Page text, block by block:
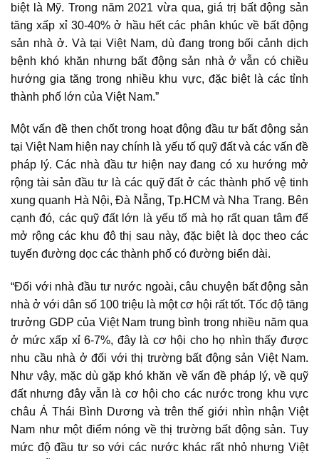
biệt là Mỹ. Trong năm 2021 vừa qua, giá trị bất động sản
tăng xấp xỉ 30-40% ở hầu hết các phân khúc về bất động
sản nhà ở. Và tại Việt Nam, dù đang trong bối cảnh dịch
bệnh khó khăn nhưng bất động sản nhà ở vẫn có chiều
hướng gia tăng trong nhiều khu vực, đặc biệt là các tỉnh
thành phố lớn của Việt Nam.”
Một vấn đề then chốt trong hoạt động đầu tư bất động sản
tại Việt Nam hiện nay chính là yếu tố quỹ đất và các vấn đề
pháp lý. Các nhà đầu tư hiện nay đang có xu hướng mở
rộng tài sản đầu tư là các quỹ đất ở các thành phố vệ tinh
xung quanh Hà Nội, Đà Nẵng, Tp.HCM và Nha Trang. Bên
cạnh đó, các quỹ đất lớn là yếu tố mà họ rất quan tâm để
mở rộng các khu đô thị sau này, đặc biệt là dọc theo các
tuyến đường dọc các thành phố có đường biển dài.
“Đối với nhà đầu tư nước ngoài, câu chuyện bất động sản
nhà ở với dân số 100 triệu là một cơ hội rất tốt. Tốc độ tăng
trưởng GDP của Việt Nam trung bình trong nhiều năm qua
ở mức xấp xỉ 6-7%, đây là cơ hội cho họ nhìn thấy được
nhu cầu nhà ở đối với thị trường bất động sản Việt Nam.
Như vậy, mặc dù gặp khó khăn về vấn đề pháp lý, về quỹ
đất nhưng đây vẫn là cơ hội cho các nước trong khu vực
châu Á Thái Bình Dương và trên thế giới nhìn nhận Việt
Nam như một điểm nóng về thị trường bất động sản. Tuy
mức độ đầu tư so với các nước khác rất nhỏ nhưng Việt